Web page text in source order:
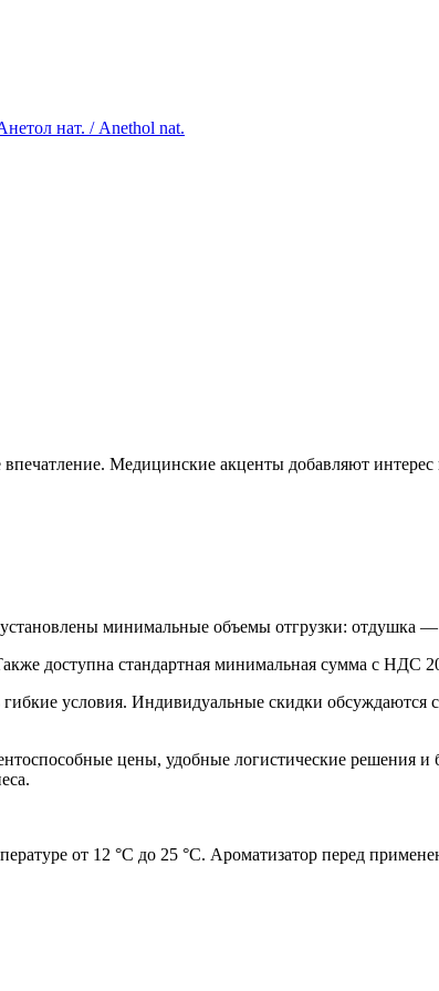
нат. / Anethol nat.
Медицинские акценты добавляют интерес
минимальные объемы отгрузки: отдушка
доступна стандартная минимальная сумма с НДС
условия. Индивидуальные скидки обсуждаются с
цены, удобные логистические решения
от 12 °C до 25 °C. Ароматизатор перед